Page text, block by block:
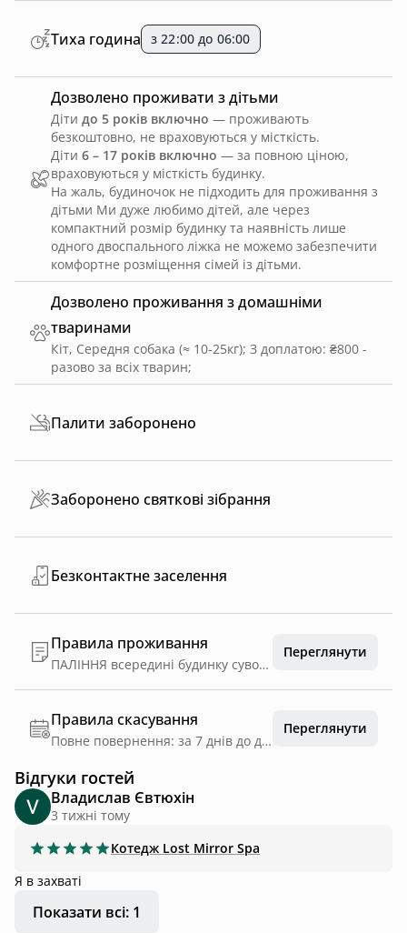
Дозволено проживання з домашніми
тваринами
Кіт, Середня собака (≈ 10-25кг); З доплатою: ₴800 -
разово за всіх тварин;
Дозволено проживати з дітьми
Діти до 5 років включно — проживають
безкоштовно, не враховуються у місткість.
Діти 6 – 17 років включно — за повною ціною,
враховуються у місткість будинку.
На жаль, будиночок не підходить для проживання з
дітьми Ми дуже любимо дітей, але через
компактний розмір будинку та наявність лише
одного двоспального ліжка не можемо забезпечити
комфортне розміщення сімей із дітьми.
Тиха година з 22:00 до 06:00
Палити заборонено
Заборонено святкові зібрання
Безконтактне заселення
Правила проживання
ПАЛІННЯ всередині будинку суворо ЗАБОРОНЕНО !!! (цигарок, вайпів, IQOS, кальянів, наркотичних сумішей тощо). •у разі ПОШКОДЖЕННЯ майна чи ЗНИКНЕННЯ наших речей з території, передбачене відшкодування у повній вартості. в УНІТАЗ прохання НІЧОГО не кидати. Для туалетного паперу та гігієнічних засобів є смітник. ПРАВИЛО ТИШІ після 22:00. Поважаймо сусідів та природу. У разі шумної чи агресивної поведінки маємо право виселити гостей без повернення коштів.
Переглянути
Правила скасування
Повне повернення: за 7 днів до дати заїзду
Переглянути
Відгуки гостей
Владислав Євтюхін
3 тижні тому
Котедж Lost Mirror Spa
Я в захваті
Показати всі: 1